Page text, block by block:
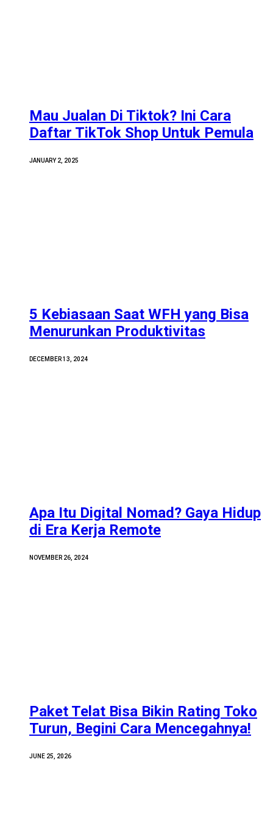
Mau Jualan Di Tiktok? Ini Cara
Daftar TikTok Shop Untuk Pemula
JANUARY 2, 2025
5 Kebiasaan Saat WFH yang Bisa
Menurunkan Produktivitas
DECEMBER 13, 2024
Apa Itu Digital Nomad? Gaya Hidup
di Era Kerja Remote
NOVEMBER 26, 2024
Paket Telat Bisa Bikin Rating Toko
Turun, Begini Cara Mencegahnya!
JUNE 25, 2026